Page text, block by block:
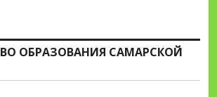
ОБРАЗОВАНИЯ САМАРСКОЙ